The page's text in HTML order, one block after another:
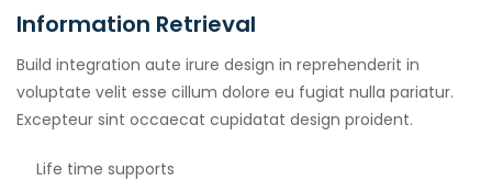
Information Retrieval
Build integration aute irure design in reprehenderit in
voluptate velit esse cillum dolore eu fugiat nulla pariatur.
Excepteur sint occaecat cupidatat design proident.
Life time supports